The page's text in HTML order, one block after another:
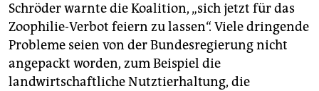
Schröder warnte die Koalition, „sich jetzt für das
Zoophilie-Verbot feiern zu lassen“. Viele dringende
Probleme seien von der Bundesregierung nicht
angepackt worden, zum Beispiel die
landwirtschaftliche Nutztierhaltung, die